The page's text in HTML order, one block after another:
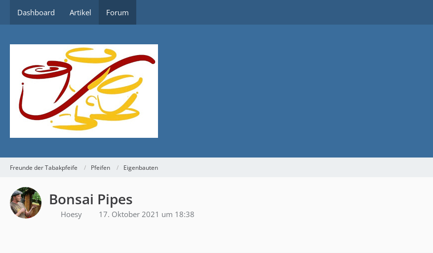
Dashboard Artikel Forum
Freunde der Tabakpfeife Pfeifen Eigenbauten
Bonsai Pipes
Hoesy 17. Oktober 2021 um 18:38